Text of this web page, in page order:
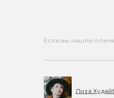
Если вы нашли
Лиза